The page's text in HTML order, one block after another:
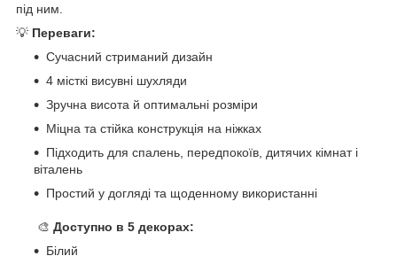
під ним.
💡 Переваги:
Сучасний стриманий дизайн
4 місткі висувні шухляди
Зручна висота й оптимальні розміри
Міцна та стійка конструкція на ніжках
Підходить для спалень, передпокоїв, дитячих кімнат і
віталень
Простий у догляді та щоденному використанні
🎨 ​​​​ Доступно в 5 декорах:
Білий